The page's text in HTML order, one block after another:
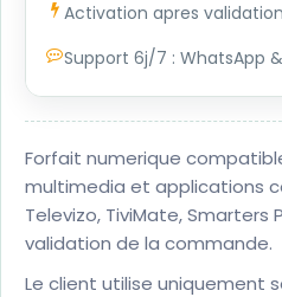
Activation apres
Support 6j/7 : WhatsApp
Forfait numerique
multimedia et applications
Televizo, TiviMate, Smarters
validation de la commande.
Le client utilise uniquement